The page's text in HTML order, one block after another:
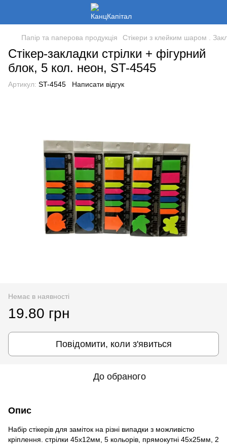
Папір та паперова продукція Стікери з клейким шаром .
Стікер-закладки стрілки + фігурний
блок, 5 кол. неон, ST-4545
Артикул: ST-4545 Написати відгук
Немає в наявності
19.80 грн
Повідомити, коли з'явиться
До обраного
Опис
Набір стікерів для заміток на різні випадки з можливістю
кріплення. стрілки 45х12мм, 5 кольорів, прямокутні 45х25мм, 2